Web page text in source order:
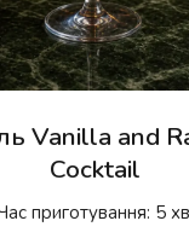
Vanilla and
Cocktail
приготування: 5